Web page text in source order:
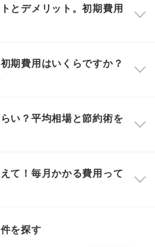
とデメリット。初期費用
期費用はいくらですか？
い？平均相場と節約術を
て！毎月かかる費用って
を探す